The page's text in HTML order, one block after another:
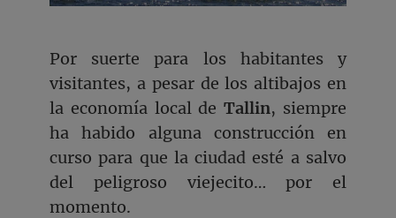
Por suerte para los habitantes y
visitantes, a pesar de los altibajos en
la economía local deTallin, siempre
ha habido alguna construcción en
curso para que la ciudad esté a salvo
del peligroso viejecito… por el
momento.